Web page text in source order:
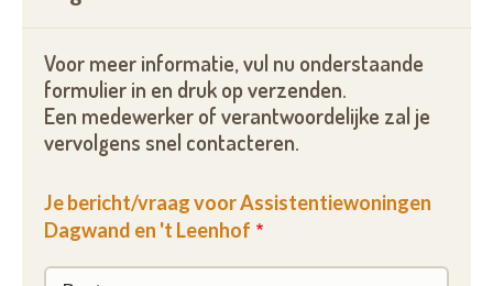
woonzorg vb. bij het zoeken naar een
woonzorgcentrum gaan we u hierbij begeleiden)
Hoe ziet een assistentiewoning eruit :
Elk appartement omvat:
Een woonkamer ingerichte keuken
(frigo,
diepvriezer, inductiekookplaat, dampkap, combi-
oven en vaatwasser), eenbadkamer
inloopdouche en aangepast toilet, eenterras, een
Voor meer informatie, vul nu onderstaande
formulier in en druk op verzenden.
Een medewerker of verantwoordelijke zal je
vervolgens snel contacteren.
Je bericht/vraag voor Assistentiewoningen
Dagwand en 't Leenhof